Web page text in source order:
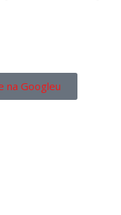
na Googleu